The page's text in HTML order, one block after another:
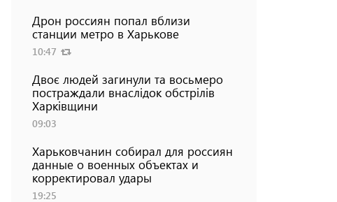
Дрон россиян попал вблизи
станции метро в Харькове
10:47
Двоє людей загинули та восьмеро
постраждали внаслідок обстрілів
Харківщини
09:03
Харьковчанин собирал для россиян
данные о военных объектах и ​​
корректировал удары
19:25